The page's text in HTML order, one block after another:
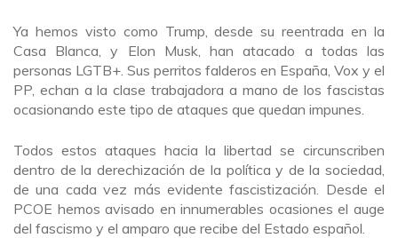
Ya hemos visto como Trump, desde su reentrada en la
Casa Blanca, y Elon Musk, han atacado a todas las
personas LGTB+. Sus perritos falderos en España, Vox y el
PP, echan a la clase trabajadora a mano de los fascistas
ocasionando este tipo de ataques que quedan impunes.
Todos estos ataques hacia la libertad se circunscriben
dentro de la derechización de la política y de la sociedad,
de una cada vez más evidente fascistización. Desde el
PCOE hemos avisado en innumerables ocasiones el auge
del fascismo y el amparo que recibe del Estado español.